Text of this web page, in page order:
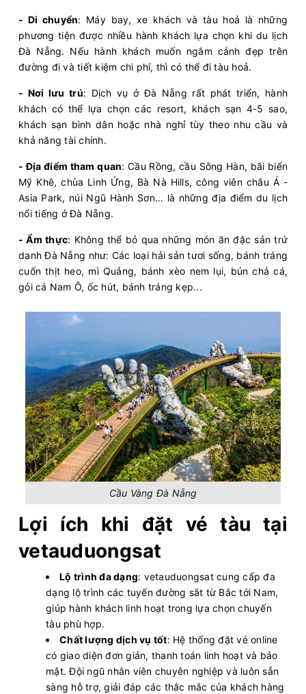
- Di chuyển: Máy bay, xe khách và tàu hoả là những
phương tiện được nhiều hành khách lựa chọn khi du lịch
Đà Nẵng. Nếu hành khách muốn ngắm cảnh đẹp trên
đường đi và tiết kiệm chi phí, thì có thể đi tàu hoả.
- Nơi lưu trú: Dịch vụ ở Đà Nẵng rất phát triển, hành
khách có thể lựa chọn các resort, khách sạn 4-5 sao,
khách sạn bình dân hoặc nhà nghỉ tùy theo nhu cầu và
khả năng tài chính.
- Địa điểm tham quan: Cầu Rồng, cầu Sông Hàn, bãi biển
Mỹ Khê, chùa Linh Ứng, Bà Nà Hills, công viên châu Á -
Asia Park, núi Ngũ Hành Sơn… là những địa điểm du lịch
nổi tiếng ở Đà Nẵng.
- Ẩm thực: Không thể bỏ qua những món ăn đặc sản trứ
danh Đà Nẵng như: Các loại hải sản tươi sống, bánh tráng
cuốn thịt heo, mì Quảng, bánh xèo nem lụi, bún chả cá,
gỏi cá Nam Ô, ốc hút, bánh tráng kẹp...
Cầu Vàng Đà Nẵng
Lợi ích khi đặt vé tàu tại
vetauduongsat
Lộ trình đa dạng: vetauduongsat cung cấp đa
dạng lộ trình các tuyến đường sắt từ Bắc tới Nam,
giúp hành khách linh hoạt trong lựa chọn chuyến
tàu phù hợp.
Chất lượng dịch vụ tốt: Hệ thống đặt vé online
có giao diện đơn giản, thanh toán linh hoạt và bảo
mật. Đội ngũ nhân viên chuyên nghiệp và luôn sẵn
sàng hỗ trợ, giải đáp các thắc mắc của khách hàng